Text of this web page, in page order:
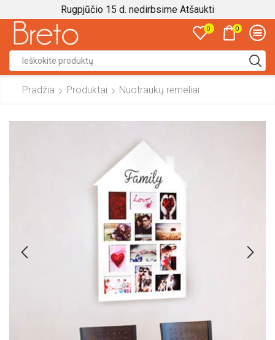
Rugpjūčio 15 d. nedirbsime Atšaukti
0 0
input
Pradžia Produktai Nuotraukų rėmeliai